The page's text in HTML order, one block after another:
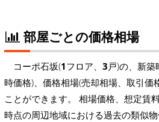
部屋ごとの価格相場
コーポ石坂(1フロア、 3戸)の、新
時価格)、価格相場(売却相場、取引価
ことができます。 相場価格、想定賃
時点の周辺地域における過去の類似